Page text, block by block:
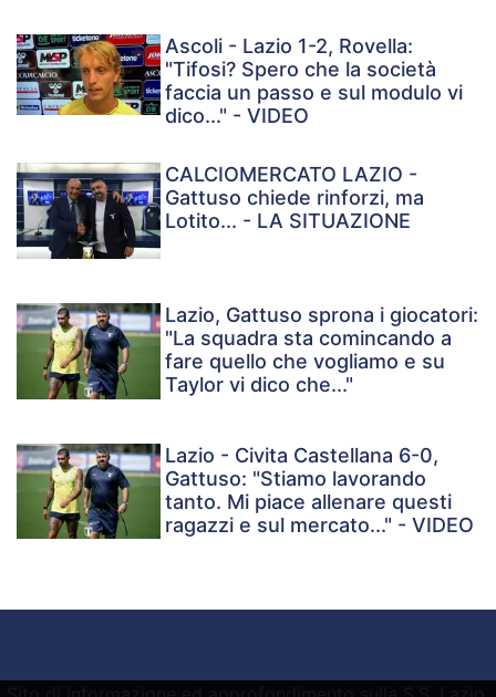
Ascoli - Lazio 1-2, Rovella:
"Tifosi? Spero che la società
faccia un passo e sul modulo vi
dico..." - VIDEO
CALCIOMERCATO LAZIO -
Gattuso chiede rinforzi, ma
Lotito... - LA SITUAZIONE
Lazio, Gattuso sprona i giocatori:
"La squadra sta comincando a
fare quello che vogliamo e su
Taylor vi dico che..."
Lazio - Civita Castellana 6-0,
Gattuso: "Stiamo lavorando
tanto. Mi piace allenare questi
ragazzi e sul mercato..." - VIDEO